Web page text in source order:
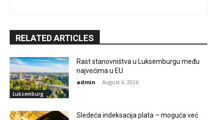
RELATED ARTICLES
Luksemburg
Rast stanovništva u Luksemburgu među
najvećima u EU
admin - August 6, 2026
Sledeća indeksacija plata – moguća već